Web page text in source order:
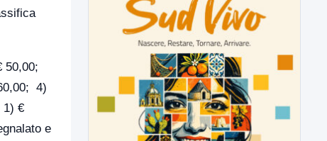
50,00;
4)
1) €
e